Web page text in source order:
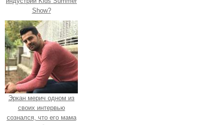
Show?
Эркан мерич одном из
своих интервью
сознался, что его мама